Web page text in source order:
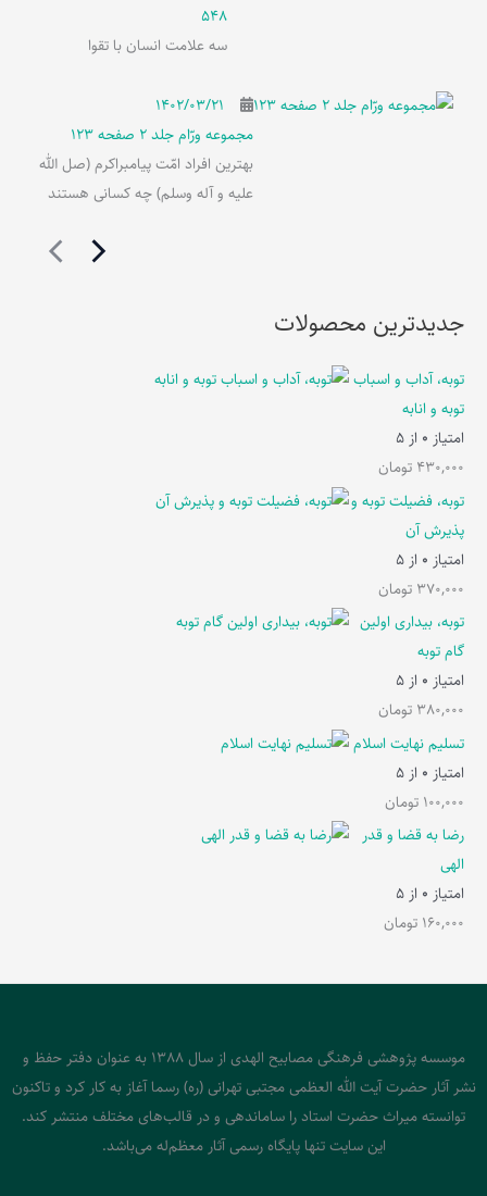
548
سه علامت انسان با تقوا
۱۴۰۲/۰۳/۲۱
مجموعه ورّام جلد 2 صفحه 123
بهترین افراد امّت پیامبراکرم (صل الله
علیه و آله وسلم) چه کسانی هستند
جدیدترین محصولات
توبه، آداب و اسباب
توبه و انابه
امتیاز 0 از 5
430,000 تومان
توبه، فضیلت توبه و
پذیرش آن
امتیاز 0 از 5
370,000 تومان
توبه، بیداری اولین
گام توبه
امتیاز 0 از 5
380,000 تومان
تسلیم نهایت اسلام
امتیاز 0 از 5
100,000 تومان
رضا به قضا و قدر
الهی
امتیاز 0 از 5
160,000 تومان
موسسه پژوهشی فرهنگی مصابیح الهدی از سال 1388 به عنوان دفتر حفظ و
نشر آثار حضرت آیت الله العظمی مجتبی تهرانی (ره) رسما آغاز به کار کرد و تاکنون
توانسته میراث حضرت استاد را ساماندهی و در قالب‌های مختلف منتشر کند.
این سایت تنها پایگاه رسمی آثار معظم‌له می‌باشد.